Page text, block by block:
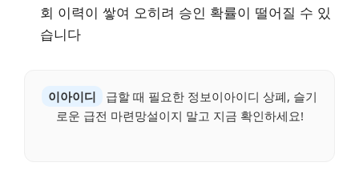
회 이력이 쌓여 오히려 승인 확률이 떨어질 수 있
습니다
이아이디
급할 때 필요한 정보이아이디 상폐, 슬기
로운 급전 마련망설이지 말고 지금 확인하세요!